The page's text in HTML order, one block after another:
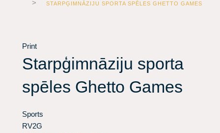
STARPĢIMNĀZIJU SPORTA SPĒLES GHETTO GAMES
Print
Starpģimnāziju sporta
spēles Ghetto Games
Sports
RV2G